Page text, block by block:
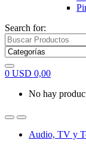
Search for:
0 USD 0,00
No hay
Audio, TV y